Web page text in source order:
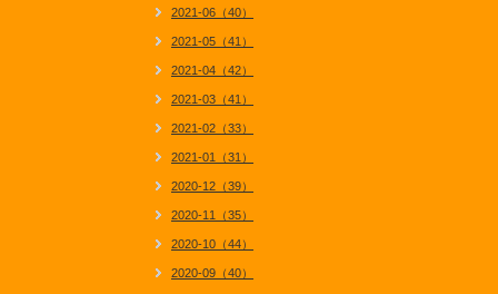
2021-06（40）
2021-05（41）
2021-04（42）
2021-03（41）
2021-02（33）
2021-01（31）
2020-12（39）
2020-11（35）
2020-10（44）
2020-09（40）